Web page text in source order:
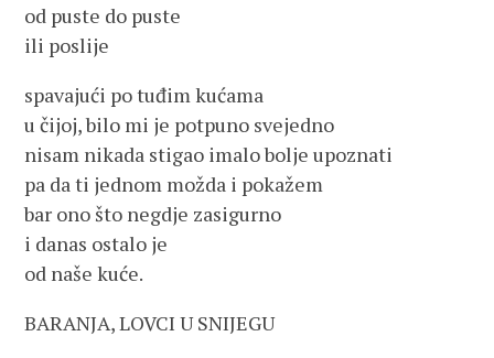
od puste do puste
ili poslije
spavajući po tuđim kućama
u čijoj, bilo mi je potpuno svejedno
nisam nikada stigao imalo bolje upoznati
pa da ti jednom možda i pokažem
bar ono što negdje zasigurno
i danas ostalo je
od naše kuće.
BARANJA, LOVCI U SNIJEGU